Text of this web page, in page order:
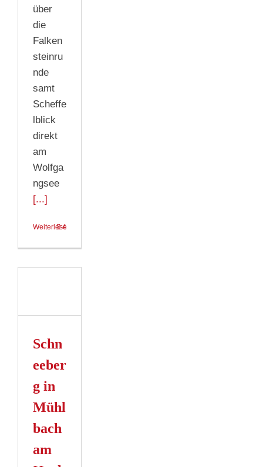
über
die
Falken
steinru
nde
samt
Scheffe
lblick
direkt
am
Wolfga
ngsee
[...]
Weiterlesen
4
Schn
eeber
g in
Mühl
bach
am